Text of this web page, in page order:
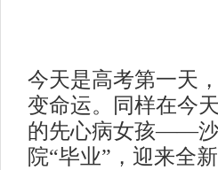
今天是高考第一天
变命运。同样在今
的先心病女孩——沙
院“毕业”，迎来全新